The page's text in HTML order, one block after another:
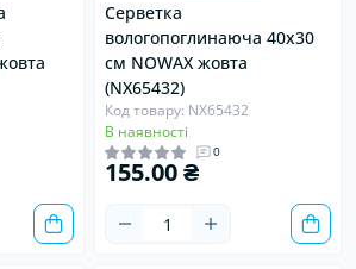
Серветка
вологопоглинаюча 40х30
см NOWAX жовта
(NX65432)
Код товару: NX65432
В наявності
0
155.00 ₴